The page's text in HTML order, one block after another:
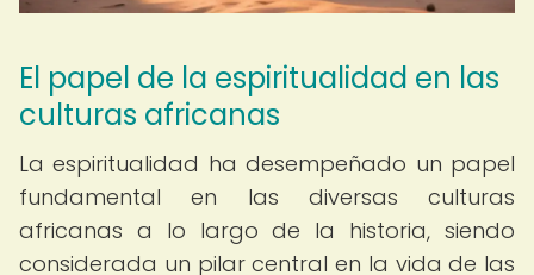
El papel de la espiritualidad en las
culturas africanas
La espiritualidad ha desempeñado un papel
fundamental en las diversas culturas
africanas a lo largo de la historia, siendo
considerada un pilar central en la vida de las